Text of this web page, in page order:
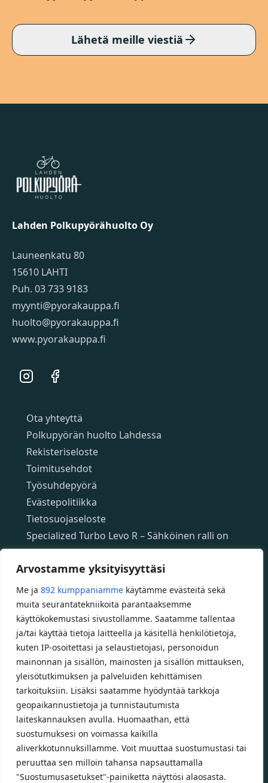
Arvostamme yksityisyyttäsi
Me ja 892 kumppaniamme käytämme evästeitä sekä
muita seurantatekniikoita parantaaksemme
käyttökokemustasi sivustollamme. Saatamme tallentaa
ja/tai käyttää tietoja laitteella ja käsitellä henkilötietoja,
kuten IP-osoitettasi ja selaustietojasi, personoidun
mainonnan ja sisällön, mainosten ja sisällön mittauksen,
yleisötutkimuksen ja palveluiden kehittämisen
tarkoituksiin. Lisäksi saatamme hyödyntää tarkkoja
geopaikannustietoja ja tunnistautumista
laiteskannauksen avulla. Huomaathan, että
suostumuksesi on voimassa kaikilla
aliverkkotunnuksillamme. Voit muuttaa suostumustasi tai
peruuttaa sen milloin tahansa napsauttamalla
"Suostumusasetukset"-painiketta näyttösi alaosasta.
Lähetä meille viestiä
Lahden Polkupyörähuolto - etusivulle
Lahden Polkupyörähuolto Oy
Launeenkatu 80
15610 LAHTI
Puh. 03 733 9183
myynti@pyorakauppa.fi
huolto@pyorakauppa.fi
www.pyorakauppa.fi
InstagramFacebook
SivutOta yhteyttä
Polkupyörän huolto Lahdessa
Rekisteriseloste
Toimitusehdot
Työsuhdepyörä
Evästepolitiikka
Tietosuojaseloste
Specialized Turbo Levo R – Sähköinen ralli on
täällä!
Specialized App – ilmainen mobiilisovellus
Specializedin sähköpyöriin
Custom polkupyörät
Fatbikellä helppoa ja huoletonta etenemistä
maastossa
Aukioloajat
Talvikauden aukioloajat (1.10.2025 – 28.2.2026)
Ma-Pe 10-18
La 10-14
Kesäkauden aukioloajat (1.3.2026 – 30.9.2026)
Ma-Pe 10-18